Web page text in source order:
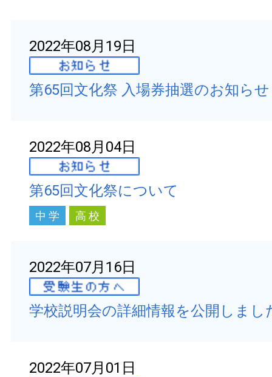
2022年08月19日
第65回文化祭 入場券抽選のお知らせ
2022年08月04日
第65回文化祭について
中 学 高 校
2022年07月16日
学校説明会の詳細情報を公開しまし
2022年07月01日